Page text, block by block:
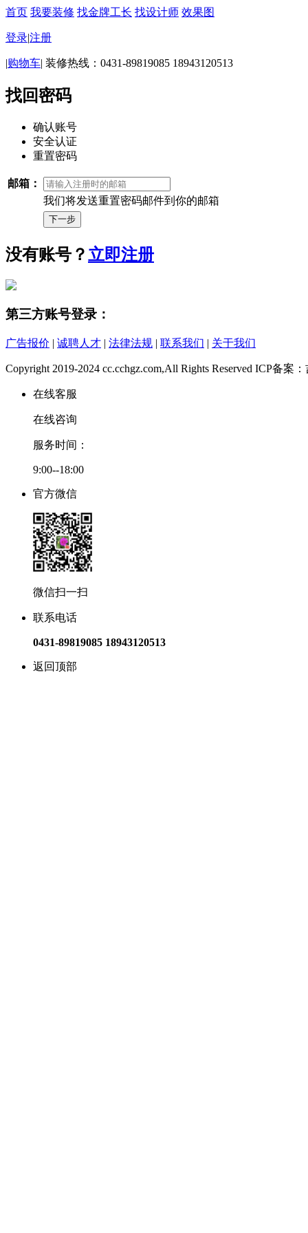
首页 我要装修 找金牌工长 找设计师 效果图
登录|注册
|购物车| 装修热线：0431-89819085 18943120513
找回密码
确认账号
安全认证
重置密码
邮箱：
我们将发送重置密码邮件到你的邮箱
没有账号？立即注册
第三方账号登录：
广告报价 | 诚聘人才 | 法律法规 | 联系我们 | 关于我们
Copyright 2019-2024 cc.cchgz.com,All Rights Reserved ICP备案
在线客服
在线咨询
服务时间：
9:00--18:00
官方微信
微信扫一扫
联系电话
0431-89819085 18943120513
返回顶部